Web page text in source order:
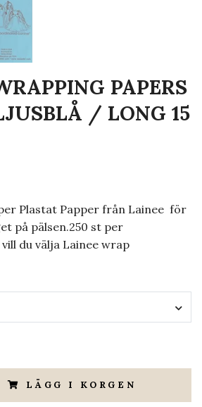
PAPERS
/ LONG 15
Plastat Papper från Lainee för
på pälsen.250 st per
du välja Lainee wrap
LÄGG I KORGEN